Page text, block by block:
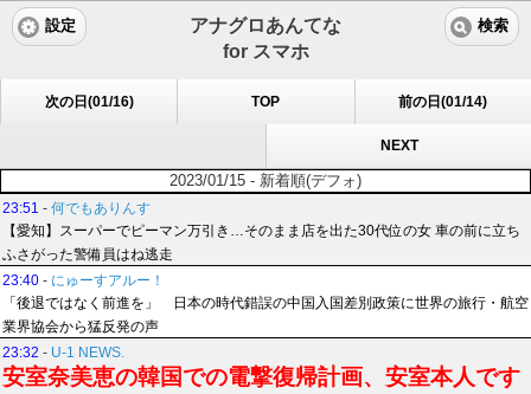
アナグロあんてな
for スマホ
設定 検索
次の日(01/16) TOP 前の日(01/14)
NEXT
2023/01/15 - 新着順(デフォ)
23:51 - 何でもありんす
【愛知】スーパーでピーマン万引き…そのまま店を出た30代位の女 車の前に立ち
ふさがった警備員はね逃走
23:40 - にゅーすアルー！
「後退ではなく前進を」 日本の時代錯誤の中国入国差別政策に世界の旅行・航空
業界協会から猛反発の声
23:32 - U-1 NEWS.
安室奈美恵の韓国での電撃復帰計画、安室本人です